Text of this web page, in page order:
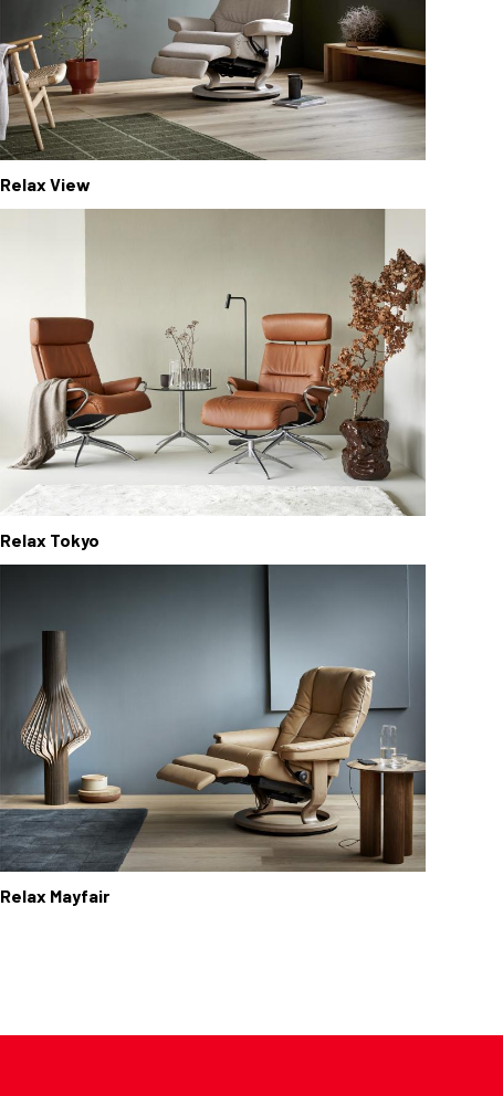
Relax View
Relax Tokyo
Relax Mayfair